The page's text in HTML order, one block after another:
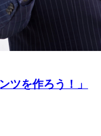
ツを作ろう！」